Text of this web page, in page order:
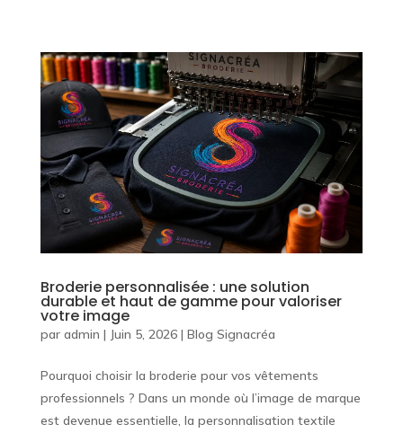
Broderie personnalisée : une solution
durable et haut de gamme pour valoriser
votre image
par admin | Juin 5, 2026| Blog Signacréa
Pourquoi choisir la broderie pour vos vêtements
professionnels ? Dans un monde où l’image de marque
est devenue essentielle, la personnalisation textile